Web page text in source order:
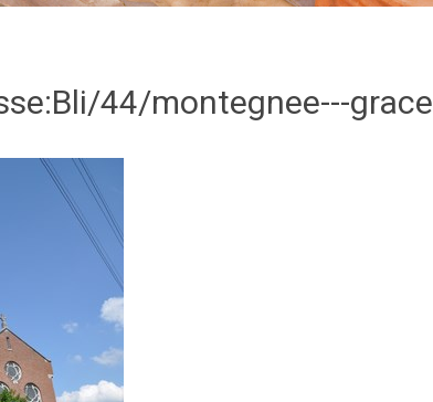
44/montegnee---grace